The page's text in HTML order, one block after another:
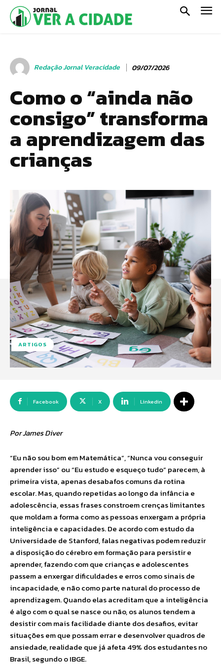
Redação Jornal Veracidade 09/07/2026
Como o “ainda não
consigo” transforma
a aprendizagem das
crianças
ARTIGOS
Facebook X Linkedin
Por James Diver
“Eu não sou bom em Matemática”, “Nunca vou conseguir
aprender isso” ou “Eu estudo e esqueço tudo” parecem, à
primeira vista, apenas desabafos comuns da rotina
escolar. Mas, quando repetidas ao longo da infância e
adolescência, essas frases constroem crenças limitantes
que moldam a forma como as pessoas enxergam a própria
inteligência e capacidades. De acordo com estudo da
Universidade de Stanford, falas negativas podem reduzir
a disposição do cérebro em formação para persistir e
aprender, fazendo com que crianças e adolescentes
passem a enxergar dificuldades e erros como sinais de
incapacidade, e não como parte natural do processo de
aprendizagem. Quando elas acreditam que a inteligência
é algo com o qual se nasce ou não, os alunos tendem a
desistir com mais facilidade diante dos desafios, evitar
situações em que possam errar e desenvolver quadros de
ansiedade, realidade que já afeta 49% dos estudantes no
Brasil, segundo o IBGE.